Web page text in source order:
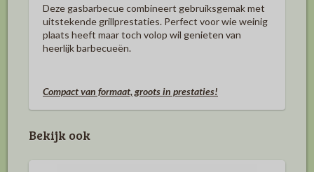
Deze gasbarbecue combineert gebruiksgemak met
uitstekende grillprestaties. Perfect voor wie weinig
plaats heeft maar toch volop wil genieten van
heerlijk barbecueën.
Compact van formaat, groots in prestaties!
Bekijk ook